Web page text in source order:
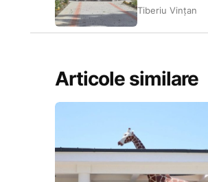
Tiberiu Vințan
Articole similare